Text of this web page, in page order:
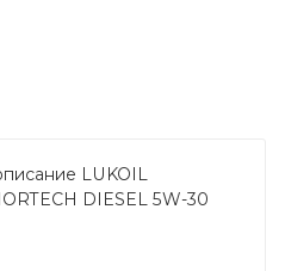
(ПАО)
0W-40 -
применению в
LUKOIL
DIESEL 5W-30